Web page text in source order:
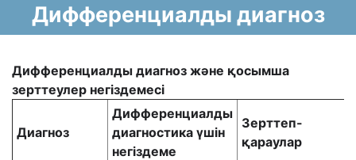
Дифференциалды диагноз
Дифференциалды диагноз және қосымша
зерттеулер негіздемесі
Диагноз
Дифференциалды
диагностика үшін
негіздеме
Зерттеп-
қараулар